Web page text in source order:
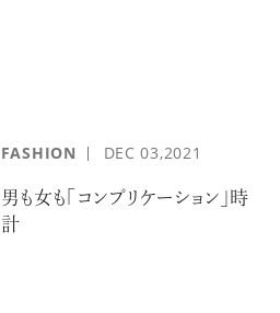
FASHION DEC 03,2021
男も女も「コンプリケーション」時
計